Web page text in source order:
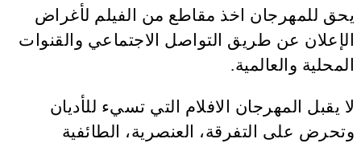
يحق للمهرجان اخذ مقاطع من الفيلم لأغراض
الإعلان عن طريق التواصل الاجتماعي والقنوات
المحلية والعالمية.
لا يقبل المهرجان الافلام التي تسيء للأديان
وتحرض على التفرقة، العنصرية، الطائفية